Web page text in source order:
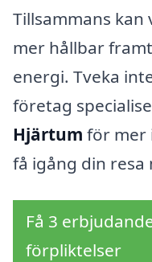
Tillsammans kan
mer hållbar
energi. Tveka
företag
Hjärtum för mer
få igång din
Få 3
förpliktelser